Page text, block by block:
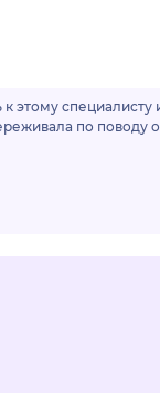
этому специалисту
по поводу